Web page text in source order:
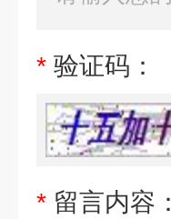
* 验证码：
* 留言内容：